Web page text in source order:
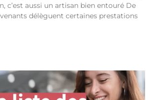
c’est aussi un artisan bien entouré De
délèguent certaines prestations